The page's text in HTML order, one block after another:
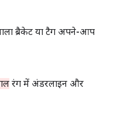
ब्रैकेट या टैग अपने-आप
रंग में अंडरलाइन और